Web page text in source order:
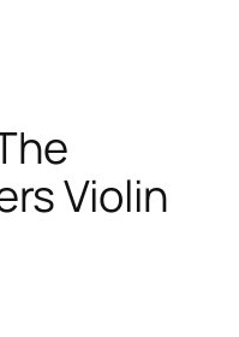
Violin